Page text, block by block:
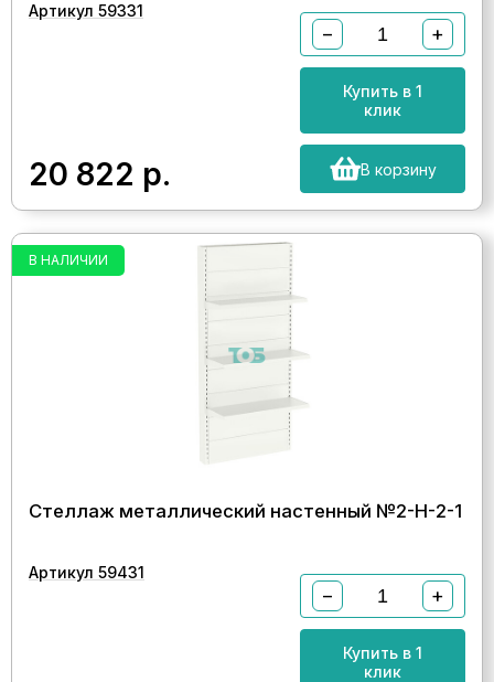
Артикул 59331
20 822 р.
− +
Купить в 1
клик
В корзину
В НАЛИЧИИ
Стеллаж металлический настенный №2-Н-2-1
Артикул 59431
− +
Купить в 1
клик